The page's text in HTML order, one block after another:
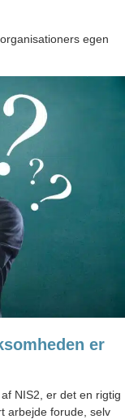
egen
er
NIS2, er det en rigtig
arbejde forude, selv